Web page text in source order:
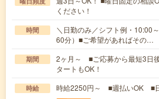
ください！
時間
＼日勤のみ／シフト例・10:00
60分）■ご希望があればその…
期間
2ヶ月～ ■ご応募から最短3日
タートもOK！
時給 時給2250円～ ■週払いOK ■